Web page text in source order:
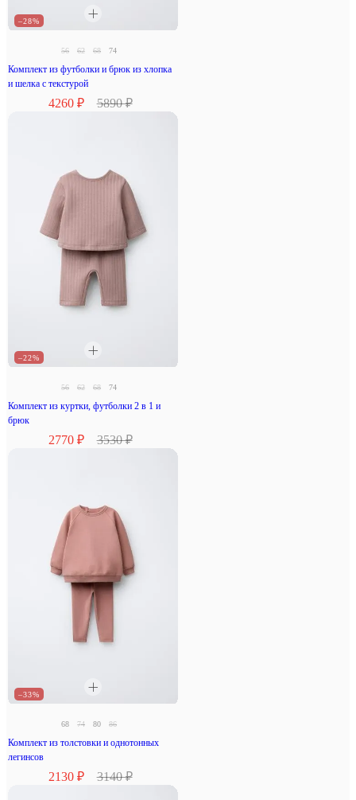
–28%
56 62 68 74
Комплект из футболки и брюк из хлопка
и шелка с текстурой
4260 ₽ 5890 ₽
–22%
56 62 68 74
Комплект из куртки, футболки 2 в 1 и
брюк
2770 ₽ 3530 ₽
–33%
68 74 80 86
Комплект из толстовки и однотонных
легинсов
2130 ₽ 3140 ₽